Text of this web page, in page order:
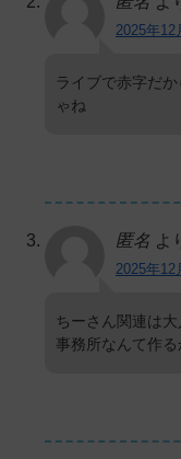
2025年12
ライブで赤字だ
ゃね
匿名 よ
2025年12
ちーさん関連は
事務所なんて作